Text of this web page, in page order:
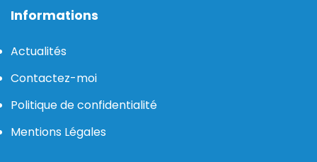
Informations
Actualités
Contactez-moi
Politique de confidentialité
Mentions Légales